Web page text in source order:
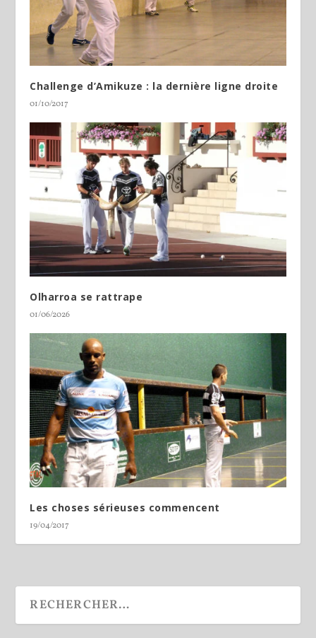
Challenge d’Amikuze : la dernière ligne droite
01/10/2017
Olharroa se rattrape
01/06/2026
Les choses sérieuses commencent
19/04/2017